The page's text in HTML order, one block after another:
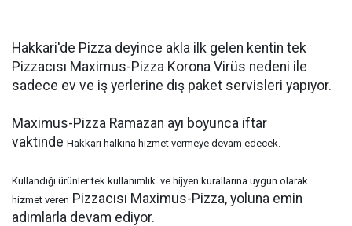
Hakkari'de Pizza deyince akla ilk gelen kentin tek
Pizzacısı Maximus-Pizza Korona Virüs nedeni ile
sadece ev ve iş yerlerine dış paket servisleri yapıyor.
Maximus-Pizza Ramazan ayı boyunca iftar
vaktinde Hakkari halkına hizmet vermeye devam edecek.
Kullandığı ürünler tek kullanımlık ve hijyen kurallarına uygun olarak
hizmet veren Pizzacısı Maximus-Pizza, yoluna emin
adımlarla devam ediyor.